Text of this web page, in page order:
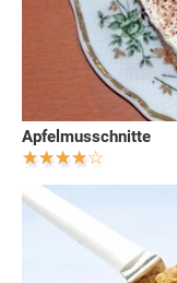
Apfelmusschnitte